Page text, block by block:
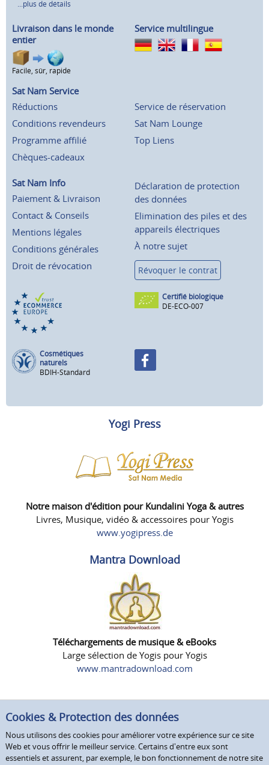
...plus de détails
Livraison dans le monde
entier
Facile, sûr, rapide
Service multilingue
Sat Nam Service
Réductions
Conditions revendeurs
Programme affilié
Chèques-cadeaux
Service de réservation
Sat Nam Lounge
Top Liens
Sat Nam Info
Paiement & Livraison
Contact & Conseils
Mentions légales
Conditions générales
Droit de révocation
Déclaration de protection
des données
Elimination des piles et des
appareils électriques
À notre sujet
Révoquer le contrat
Certifié biologique
DE-ECO-007
Cosmétiques
naturels
BDIH-Standard
Yogi Press
Notre maison d'édition pour Kundalini Yoga & autres
Livres, Musique, vidéo & accessoires pour Yogis
www.yogipress.de
Mantra Download
Téléchargements de musique & eBooks
Large sélection de Yogis pour Yogis
www.mantradownload.com
Cookies & Protection des données
Nous utilisons des cookies pour améliorer votre expérience sur ce site
Web et vous offrir le meilleur service. Certains d'entre eux sont
essentiels et assurent, par exemple, le bon fonctionnement de notre site